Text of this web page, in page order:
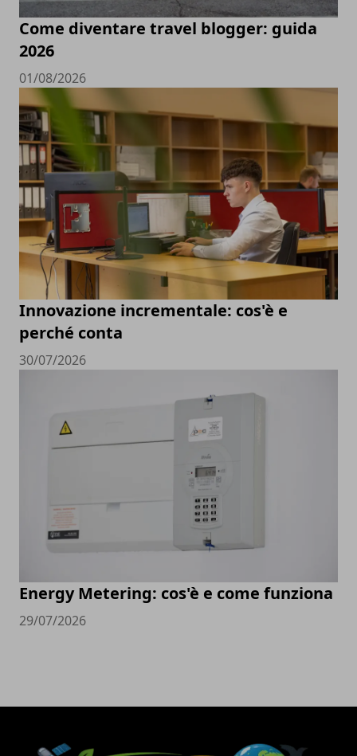
Come diventare travel blogger: guida
2026
01/08/2026
Innovazione incrementale: cos'è e
perché conta
30/07/2026
Energy Metering: cos'è e come funziona
29/07/2026